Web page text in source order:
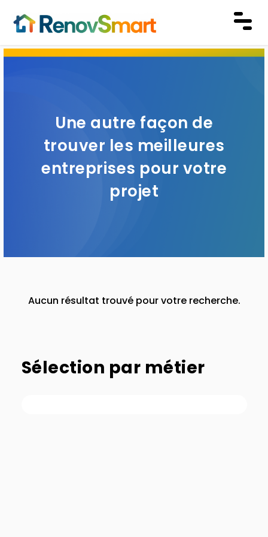
Une autre façon de
trouver les meilleures
entreprises pour votre
projet
Aucun résultat trouvé pour votre recherche.
Sélection par métier